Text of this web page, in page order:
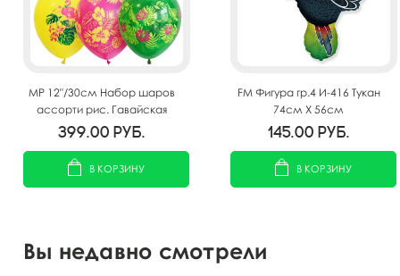
MP 12"/30см Набор шаров
ассорти рис. Гавайская
Вечеринка 25шт
399.00 руб.
В КОРЗИНУ
FM Фигура гр.4 И-416 Тукан
74см X 56см
145.00 руб.
В КОРЗИНУ
Вы недавно смотрели